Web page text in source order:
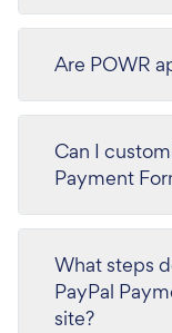
Are POWR
Can I
Payment
What steps
PayPal
site?